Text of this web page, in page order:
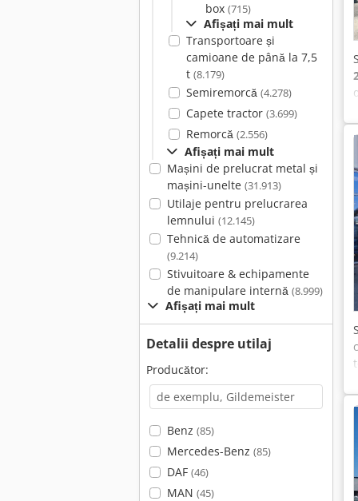
box (715)
Afișați mai mult
Transportoare și
camioane de până la 7,5
t (8.179)
Semiremorcă (4.278)
Capete tractor (3.699)
Remorcă (2.556)
Afișați mai mult
Mașini de prelucrat metal și
mașini-unelte (31.913)
Utilaje pentru prelucrarea
lemnului (12.145)
Tehnică de automatizare
(9.214)
Stivuitoare & echipamente
de manipulare internă (8.999)
Afișați mai mult
Detalii despre utilaj
Producător:
Benz (85)
Mercedes-Benz (85)
DAF (46)
MAN (45)